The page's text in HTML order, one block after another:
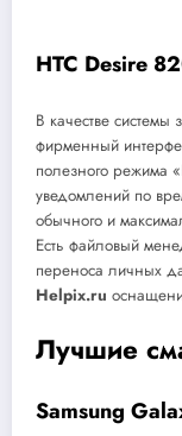
HTC Desire
В качестве
фирменный
полезного режима
уведомлений по
обычного и
Есть файловый
переноса личных
Helpix.ru
Лучшие
Samsung